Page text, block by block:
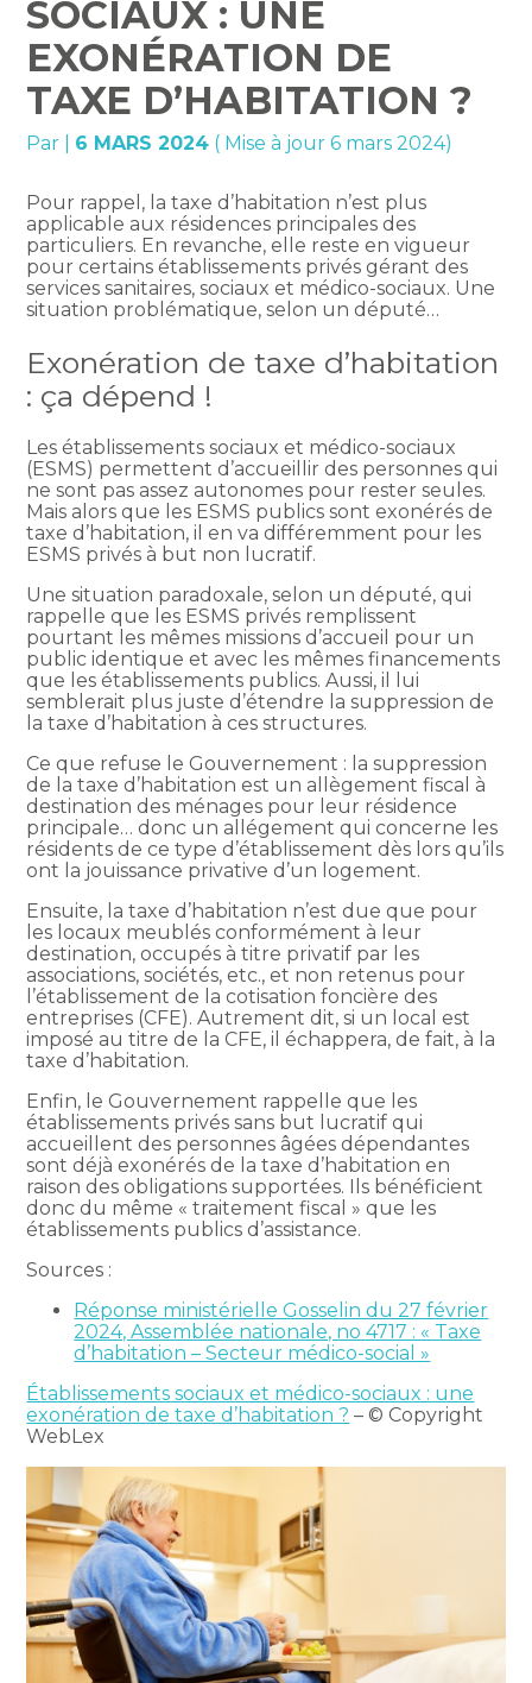
SOCIAUX : UNE
EXONÉRATION DE
TAXE D’HABITATION ?
Par 6 MARS 2024 ( Mise à jour 6 mars 2024)
Pour rappel, la taxe d’habitation n’est plus
applicable aux résidences principales des
particuliers. En revanche, elle reste en vigueur
pour certains établissements privés gérant des
services sanitaires, sociaux et médico-sociaux. Une
situation problématique, selon un député…
Exonération de taxe d’habitation
: ça dépend !
Les établissements sociaux et médico-sociaux
(ESMS) permettent d’accueillir des personnes qui
ne sont pas assez autonomes pour rester seules.
Mais alors que les ESMS publics sont exonérés de
taxe d’habitation, il en va différemment pour les
ESMS privés à but non lucratif.
Une situation paradoxale, selon un député, qui
rappelle que les ESMS privés remplissent
pourtant les mêmes missions d’accueil pour un
public identique et avec les mêmes financements
que les établissements publics. Aussi, il lui
semblerait plus juste d’étendre la suppression de
la taxe d’habitation à ces structures.
Ce que refuse le Gouvernement : la suppression
de la taxe d’habitation est un allègement fiscal à
destination des ménages pour leur résidence
principale… donc un allégement qui concerne les
résidents de ce type d’établissement dès lors qu’ils
ont la jouissance privative d’un logement.
Ensuite, la taxe d’habitation n’est due que pour
les locaux meublés conformément à leur
destination, occupés à titre privatif par les
associations, sociétés, etc., et non retenus pour
l’établissement de la cotisation foncière des
entreprises (CFE). Autrement dit, si un local est
imposé au titre de la CFE, il échappera, de fait, à la
taxe d’habitation.
Enfin, le Gouvernement rappelle que les
établissements privés sans but lucratif qui
accueillent des personnes âgées dépendantes
sont déjà exonérés de la taxe d’habitation en
raison des obligations supportées. Ils bénéficient
donc du même « traitement fiscal » que les
établissements publics d’assistance.
Sources :
Réponse ministérielle Gosselin du 27 février
2024, Assemblée nationale, no 4717 : « Taxe
d’habitation – Secteur médico-social »
Établissements sociaux et médico-sociaux : une
exonération de taxe d’habitation ? – © Copyright
WebLex